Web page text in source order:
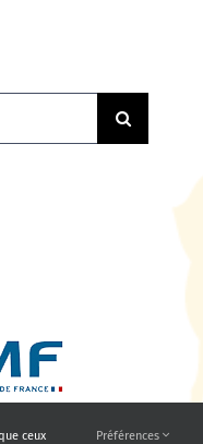
ceux Préférences